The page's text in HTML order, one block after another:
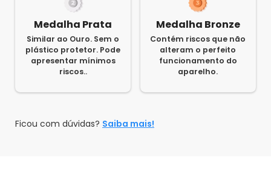
Medalha Prata
Similar ao Ouro. Sem o
plástico protetor. Pode
apresentar mínimos
riscos..
Medalha Bronze
Contém riscos que não
alteram o perfeito
funcionamento do
aparelho.
Ficou com dúvidas? Saiba mais!